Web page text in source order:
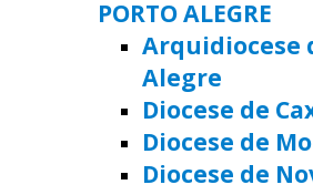
PORTO ALEGRE
Arquidiocese
Alegre
Diocese de
Diocese de
Diocese de